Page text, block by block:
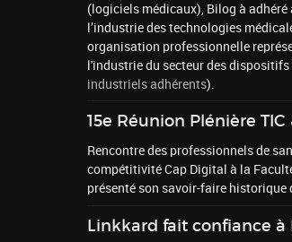
(logiciels médicaux), Bilog à
l’industrie des technologies
organisation professionnelle
l'industrie du secteur des dispositifs
industriels adhérents).
15e Réunion Plénière TIC
Rencontre des professionnels de
compétitivité Cap Digital à la
présenté son savoir-faire historique
Linkkard fait confiance à